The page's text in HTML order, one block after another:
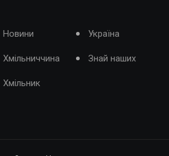
Новини Україна
Хмільниччина Знай наших
Хмільник